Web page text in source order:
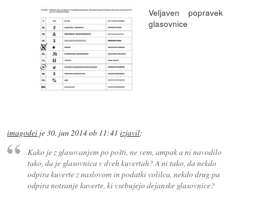
Veljaven popravek
glasovnice
imagodei je30. jun 2014 ob 11:41 izjavil:
Kako je z glasovanjem po pošti, ne vem, ampak a ni navodilo
tako, da je glasovnica v dveh kuvertah? A ni tako, da nekdo
odpira kuverte z naslovom in podatki volilca, nekdo drug pa
odpira notranje kuverte, ki vsebujejo dejanske glasovnice?